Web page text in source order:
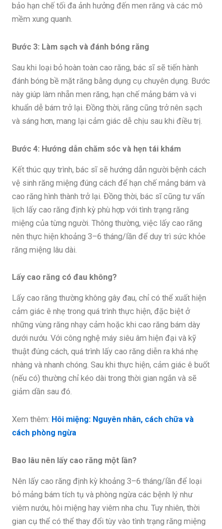
bảo hạn chế tối đa ảnh hưởng đến men răng và các mô
mềm xung quanh.
Bước 3: Làm sạch và đánh bóng răng
Sau khi loại bỏ hoàn toàn cao răng, bác sĩ sẽ tiến hành
đánh bóng bề mặt răng bằng dụng cụ chuyên dụng. Bước
này giúp làm nhẵn men răng, hạn chế mảng bám và vi
khuẩn dễ bám trở lại. Đồng thời, răng cũng trở nên sạch
và sáng hơn, mang lại cảm giác dễ chịu sau khi điều trị.
Bước 4: Hướng dẫn chăm sóc và hẹn tái khám
Kết thúc quy trình, bác sĩ sẽ hướng dẫn người bệnh cách
vệ sinh răng miệng đúng cách để hạn chế mảng bám và
cao răng hình thành trở lại. Đồng thời, bác sĩ cũng tư vấn
lịch lấy cao răng định kỳ phù hợp với tình trạng răng
miệng của từng người. Thông thường, việc lấy cao răng
nên thực hiện khoảng 3–6 tháng/lần để duy trì sức khỏe
răng miệng lâu dài.
Lấy cao răng có đau không?
Lấy cao răng thường không gây đau, chỉ có thể xuất hiện
cảm giác ê nhẹ trong quá trình thực hiện, đặc biệt ở
những vùng răng nhạy cảm hoặc khi cao răng bám dày
dưới nướu. Với công nghệ máy siêu âm hiện đại và kỹ
thuật đúng cách, quá trình lấy cao răng diễn ra khá nhẹ
nhàng và nhanh chóng. Sau khi thực hiện, cảm giác ê buốt
(nếu có) thường chỉ kéo dài trong thời gian ngắn và sẽ
giảm dần sau đó.
Xem thêm: Hôi miệng: Nguyên nhân, cách chữa và
cách phòng ngừa
Bao lâu nên lấy cao răng một lần?
Nên lấy cao răng định kỳ khoảng 3–6 tháng/lần để loại
bỏ mảng bám tích tụ và phòng ngừa các bệnh lý như
viêm nướu, hôi miệng hay viêm nha chu. Tuy nhiên, thời
gian cụ thể có thể thay đổi tùy vào tình trạng răng miệng